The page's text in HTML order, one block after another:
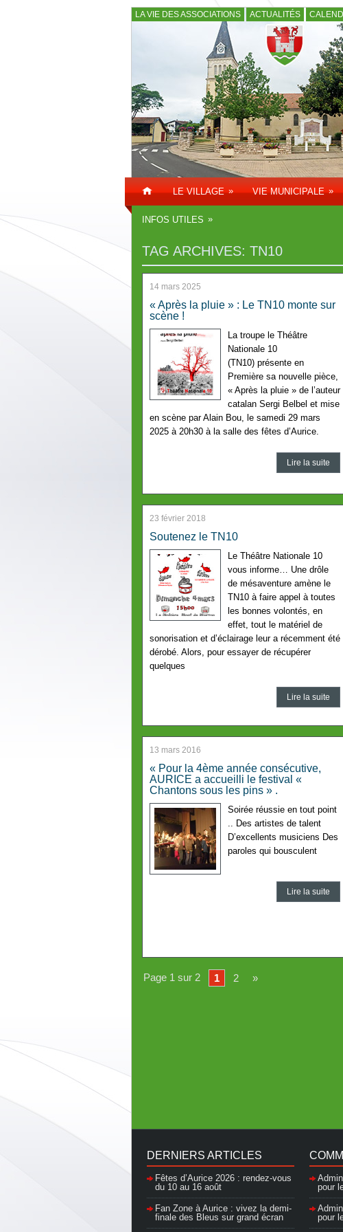
LA VIE DES ASSOCIATIONS ACTUALITÉS
LE VILLAGE » VIE MUNICIPALE »
INFOS UTILES »
TAG ARCHIVES: TN10
14 mars 2025
« Après la pluie » : Le TN10 monte sur
scène !
La troupe le Théâtre
Nationale 10
(TN10) présente en
Première sa nouvelle pièce,
« Après la pluie » de l’auteur
catalan Sergi Belbel et mise
en scène par Alain Bou, le samedi 29 mars
2025 à 20h30 à la salle des fêtes d’Aurice.
Lire la suite
23 février 2018
Soutenez le TN10
Le Théâtre Nationale 10
vous informe… Une drôle
de mésaventure amène le
TN10 à faire appel à toutes
les bonnes volontés, en
effet, tout le matériel de
sonorisation et d’éclairage leur a récemment été
dérobé. Alors, pour essayer de récupérer
quelques
Lire la suite
13 mars 2016
« Pour la 4ème année consécutive,
AURICE a accueilli le festival «
Chantons sous les pins » .
Soirée réussie en tout point
.. Des artistes de talent
D’excellents musiciens Des
paroles qui bousculent
Lire la suite
Page 1 sur 2 1 2 »
DERNIERS ARTICLES
Fêtes d’Aurice 2026 : rendez-vous
du 10 au 16 août
Fan Zone à Aurice : vivez la demi-
finale des Bleus sur grand écran
Admin
pour
Admin
pour